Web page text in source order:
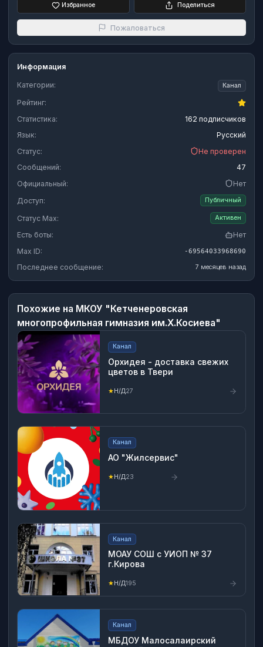
Избранное Поделиться
Пожаловаться
Информация
Категории: Канал
Рейтинг:
Статистика:
162 подписчиков
Язык:
Русский
Статус:
Не проверен
Сообщений:
47
Официальный:
Нет
Доступ:
Публичный
Статус Max: Активен
Есть боты:
Нет
Max ID:
-69564033968690
Последнее сообщение: 7 месяцев назад
Похожие на МКОУ "Кетченеровская
многопрофильная гимназия им.Х.Косиева"
Канал
Орхидея - доставка свежих
цветов в Твери
★Н/Д27
Канал
АО "Жилсервис"
★Н/Д23
Канал
МОАУ СОШ с УИОП № 37
г.Кирова
★Н/Д195
Канал
МБДОУ Малосалаирский